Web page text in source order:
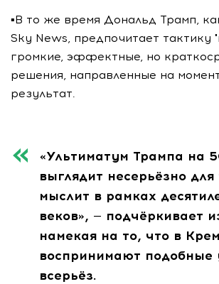
▪️В то же время Дональд Трамп,
Sky News, предпочитает тактику
громкие, эффектные, но
решения, направленные на
результат.
«Ультиматум Трампа на
выглядит несерьёзно для
мыслит в рамках
веков», — подчёркивает
намекая на то, что в
воспринимают подобные
всерьёз.